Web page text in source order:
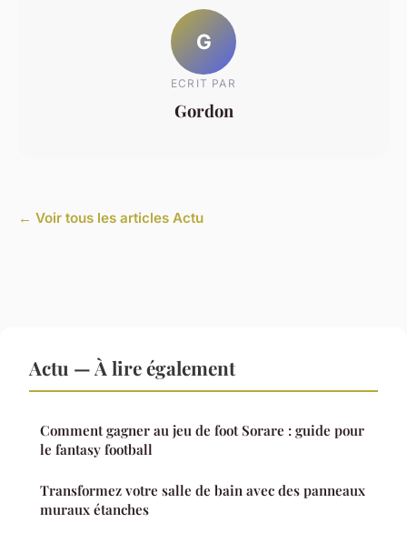
G
ECRIT PAR
Gordon
← Voir tous les articles Actu
Actu — À lire également
Comment gagner au jeu de foot Sorare : guide pour
le fantasy football
Transformez votre salle de bain avec des panneaux
muraux étanches